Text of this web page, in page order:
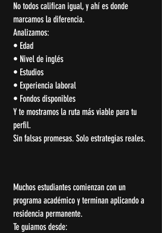
No todos califican igual, y ahí es donde
marcamos la diferencia.
Analizamos:
• Edad
• Nivel de inglés
• Estudios
• Experiencia laboral
• Fondos disponibles
Y te mostramos la ruta más viable para tu
perfil.
Sin falsas promesas. Solo estrategias reales.
Muchos estudiantes comienzan con un
programa académico y terminan aplicando a
residencia permanente.
Te guiamos desde: